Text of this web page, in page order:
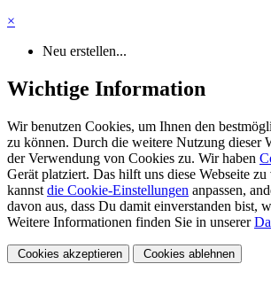
×
Neu erstellen...
Wichtige Information
Wir benutzen Cookies, um Ihnen den
zu können. Durch die weitere Nutzung dieser
der Verwendung von Cookies zu. Wir haben
Gerät platziert. Das hilft uns diese Webseite zu
kannst die Cookie-Einstellungen anpassen,
davon aus, dass Du damit einverstanden bist,
Weitere Informationen finden Sie in unserer
Cookies akzeptieren Cookies ablehnen